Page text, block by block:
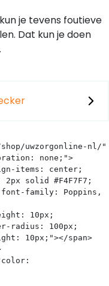
je tevens foutieve
Dat kun je doen
uwzorgonline-nl/"
none;">
solid #F4F7F7;
family: Poppins,
radius: 100px;
10px;"></span>